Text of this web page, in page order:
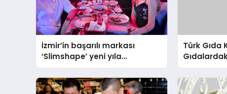
İzmir’in başarılı markası
‘Slimshape’ yeni yıla
müjdelerle girdi!
Türk Gıda
ve İşleme
Kontrolü